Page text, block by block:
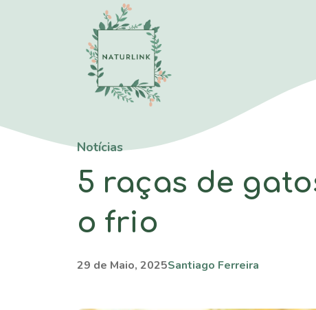
Notícias
5 raças de
o frio
29 de Maio, 2025Santiago Ferreira